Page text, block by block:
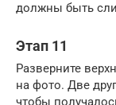
должны быть
Этап 11
Разверните
на фото. Две
чтобы